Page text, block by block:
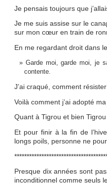
Je pensais toujours que
Je me suis assise sur le
sur mon cœur en train de
En me regardant droit dans
Garde moi, garde moi, je
contente.
J’ai craqué, comment
Voilà comment j’ai adopté
Quant à Tigrou et bien
Et pour finir à la fin de
longs poils, personne ne
Presque dix années sont
inconditionnel comme seuls